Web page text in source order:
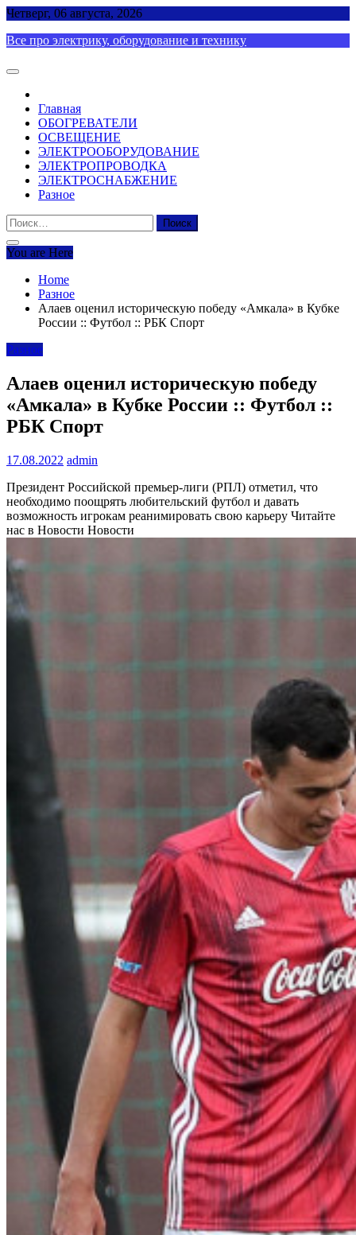
Skip
content
Четверг, 06 августа, 2026
Все про электрику, оборудование и технику
Главная
ОБОГРЕВАТЕЛИ
ОСВЕЩЕНИЕ
ЭЛЕКТРООБОРУДОВАНИЕ
ЭЛЕКТРОПРОВОДКА
ЭЛЕКТРОСНАБЖЕНИЕ
Разное
Найти:
You are Here
Home
Разное
Алаев оценил историческую победу «Амкала» в Кубке
России :: Футбол :: РБК Спорт
Разное
Алаев оценил историческую победу
«Амкала» в Кубке России :: Футбол ::
РБК Спорт
17.08.2022 admin
Президент Российской премьер-лиги (РПЛ) отметил, что
необходимо поощрять любительский футбол и давать
возможность игрокам реанимировать свою карьеру Читайте
нас в Новости Новости